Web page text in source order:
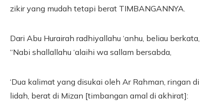
zikir yang mudah tetapi berat TIMBANGANNYA.
Dari Abu Hurairah radhiyallahu ‘anhu, beliau berkata,
“Nabi shallallahu ‘alaihi wa sallam bersabda,
‘Dua kalimat yang disukai oleh Ar Rahman, ringan di
lidah, berat di Mizan [timbangan amal di akhirat]: